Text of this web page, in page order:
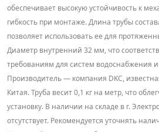
обеспечивает высокую устойчивость к
гибкость при монтаже. Длина трубы
позволяет использовать ее для
Диаметр внутренний 32 мм, что
требованиям для систем водоснабжения и
Производитель — компания DKC,
Китая. Труба весит 0,1 кг на метр, что
установку. В наличии на складе в г.
отсутствует. Рекомендуется уточнять